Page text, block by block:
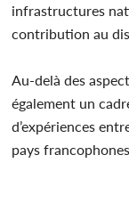
infrastructures
contribution au
Au-delà des
également un
d’expériences
pays